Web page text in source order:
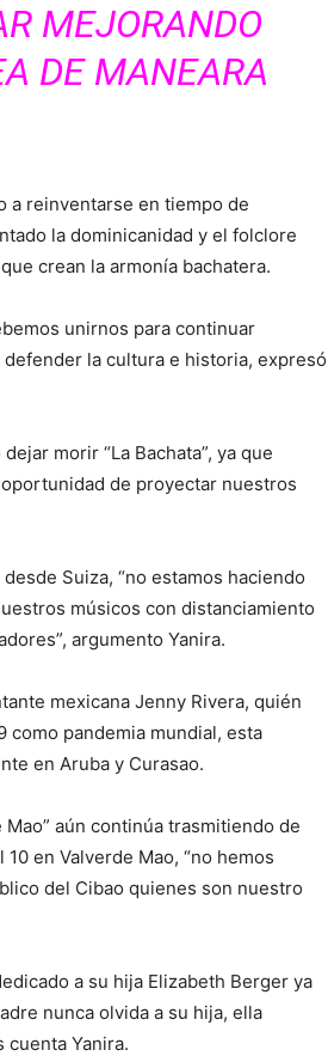
MEJORANDO
DE MANEARA
a reinventarse en tiempo de
la dominicanidad y el folclore
crean la armonía bachatera.
unirnos para continuar
la cultura e historia, expresó
morir “La Bachata”, ya que
de proyectar nuestros
Suiza, “no estamos haciendo
músicos con distanciamiento
argumento Yanira.
mexicana Jenny Rivera, quién
como pandemia mundial, esta
en Aruba y Curasao.
aún continúa trasmitiendo de
en Valverde Mao, “no hemos
del Cibao quienes son nuestro
a su hija Elizabeth Berger ya
nunca olvida a su hija, ella
cuenta Yanira.